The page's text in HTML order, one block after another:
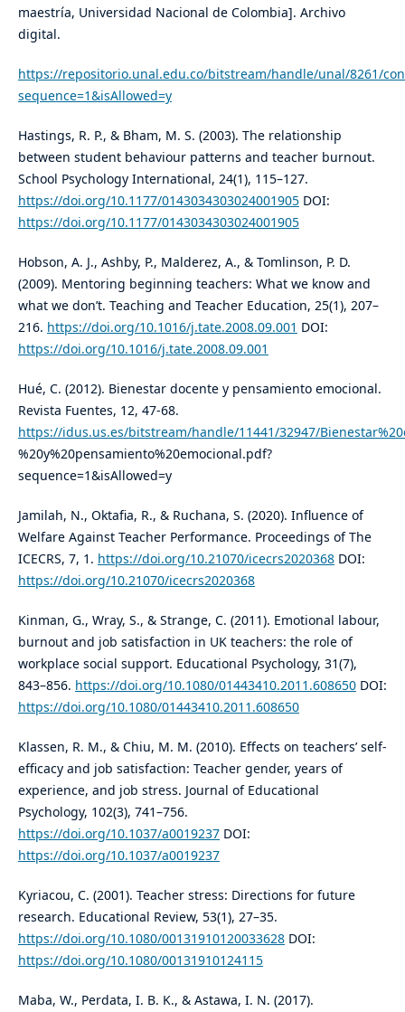
maestría, Universidad Nacional de Colombia]. Archivo
digital.
https://repositorio.unal.edu.co/bitstream/handle/unal/8261/
sequence=1&isAllowed=y
Hastings, R. P., & Bham, M. S. (2003). The relationship
between student behaviour patterns and teacher burnout.
School Psychology International, 24(1), 115–127.
https://doi.org/10.1177/0143034303024001905DOI:
https://doi.org/10.1177/0143034303024001905
Hobson, A. J., Ashby, P., Malderez, A., & Tomlinson, P. D.
(2009). Mentoring beginning teachers: What we know and
what we don’t. Teaching and Teacher Education, 25(1), 207–
216. https://doi.org/10.1016/j.tate.2008.09.001 DOI:
https://doi.org/10.1016/j.tate.2008.09.001
Hué, C. (2012). Bienestar docente y pensamiento emocional.
Revista Fuentes, 12, 47-68.
https://idus.us.es/bitstream/handle/11441/32947/
%20y%20pensamiento%20emocional.pdf?
sequence=1&isAllowed=y
Jamilah, N., Oktafia, R., & Ruchana, S. (2020). Influence of
Welfare Against Teacher Performance. Proceedings of The
ICECRS, 7, 1. https://doi.org/10.21070/icecrs2020368DOI:
https://doi.org/10.21070/icecrs2020368
Kinman, G., Wray, S., & Strange, C. (2011). Emotional labour,
burnout and job satisfaction in UK teachers: the role of
workplace social support. Educational Psychology, 31(7),
843–856. https://doi.org/10.1080/01443410.2011.608650DOI:
https://doi.org/10.1080/01443410.2011.608650
Klassen, R. M., & Chiu, M. M. (2010). Effects on teachers’ self-
efficacy and job satisfaction: Teacher gender, years of
experience, and job stress. Journal of Educational
Psychology, 102(3), 741–756.
https://doi.org/10.1037/a0019237DOI:
https://doi.org/10.1037/a0019237
Kyriacou, C. (2001). Teacher stress: Directions for future
research. Educational Review, 53(1), 27–35.
https://doi.org/10.1080/00131910120033628DOI:
https://doi.org/10.1080/00131910124115
Maba, W., Perdata, I. B. K., & Astawa, I. N. (2017).